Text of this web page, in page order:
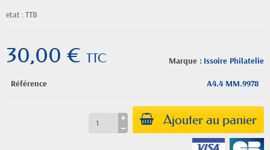
etat : TTB
Marque : Issoire Philatelie
30,00 € TTC
Référence A4.4 MM.9978
Ajouter au panier